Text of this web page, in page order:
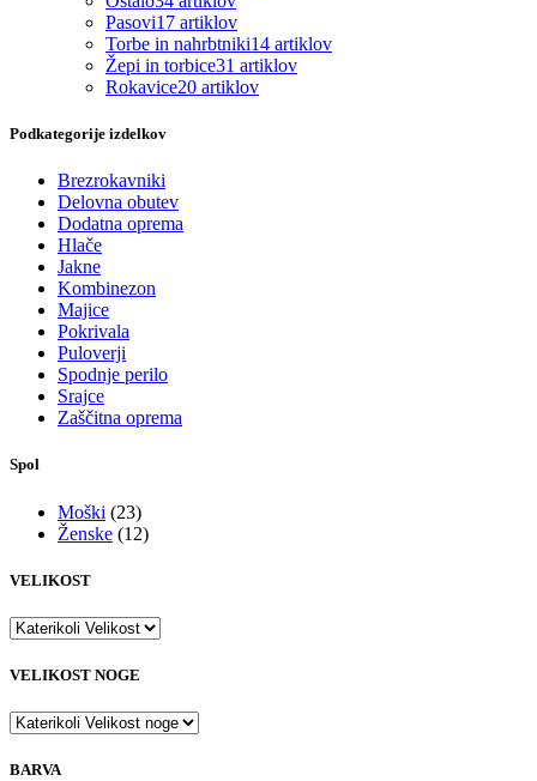
Pasovi17 artiklov
Torbe in nahrbtniki14 artiklov
Žepi in torbice31 artiklov
Rokavice20 artiklov
Podkategorije izdelkov
Brezrokavniki
Delovna obutev
Dodatna oprema
Hlače
Jakne
Kombinezon
Majice
Pokrivala
Puloverji
Spodnje perilo
Srajce
Zaščitna oprema
Spol
Moški (23)
Ženske (12)
VELIKOST
VELIKOST NOGE
BARVA